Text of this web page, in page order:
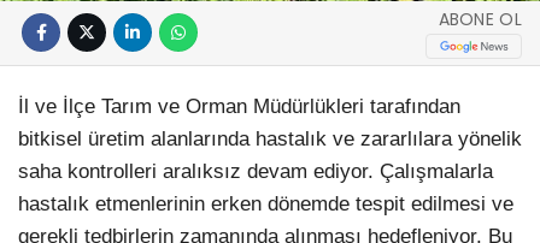
ABONE OL
İl ve İlçe Tarım ve Orman Müdürlükleri tarafından
bitkisel üretim alanlarında hastalık ve zararlılara yönelik
saha kontrolleri aralıksız devam ediyor. Çalışmalarla
hastalık etmenlerinin erken dönemde tespit edilmesi ve
gerekli tedbirlerin zamanında alınması hedefleniyor. Bu